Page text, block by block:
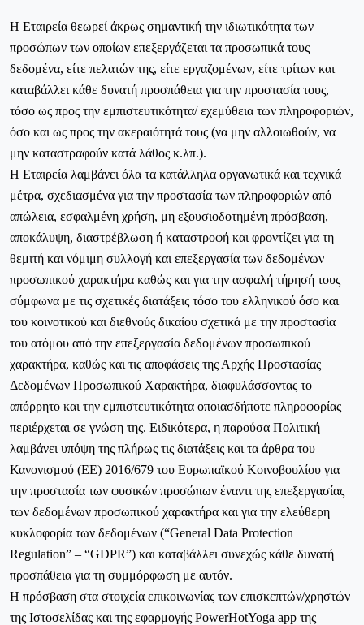
Η Εταιρεία θεωρεί άκρως σημαντική την ιδιωτικότητα των
προσώπων των οποίων επεξεργάζεται τα προσωπικά τους
δεδομένα, είτε πελατών της, είτε εργαζομένων, είτε τρίτων και
καταβάλλει κάθε δυνατή προσπάθεια για την προστασία τους,
τόσο ως προς την εμπιστευτικότητα/ εχεμύθεια των πληροφοριών,
όσο και ως προς την ακεραιότητά τους (να μην αλλοιωθούν, να
μην καταστραφούν κατά λάθος κ.λπ.).
Η Εταιρεία λαμβάνει όλα τα κατάλληλα οργανωτικά και τεχνικά
μέτρα, σχεδιασμένα για την προστασία των πληροφοριών από
απώλεια, εσφαλμένη χρήση, μη εξουσιοδοτημένη πρόσβαση,
αποκάλυψη, διαστρέβλωση ή καταστροφή και φροντίζει για τη
θεμιτή και νόμιμη συλλογή και επεξεργασία των δεδομένων
προσωπικού χαρακτήρα καθώς και για την ασφαλή τήρησή τους
σύμφωνα με τις σχετικές διατάξεις τόσο του ελληνικού όσο και
του κοινοτικού και διεθνούς δικαίου σχετικά με την προστασία
του ατόμου από την επεξεργασία δεδομένων προσωπικού
χαρακτήρα, καθώς και τις αποφάσεις της Αρχής Προστασίας
Δεδομένων Προσωπικού Χαρακτήρα, διαφυλάσσοντας το
απόρρητο και την εμπιστευτικότητα οποιασδήποτε πληροφορίας
περιέρχεται σε γνώση της. Ειδικότερα, η παρούσα Πολιτική
λαμβάνει υπόψη της πλήρως τις διατάξεις και τα άρθρα του
Κανονισμού (ΕΕ) 2016/679 του Ευρωπαϊκού Κοινοβουλίου για
την προστασία των φυσικών προσώπων έναντι της επεξεργασίας
των δεδομένων προσωπικού χαρακτήρα και για την ελεύθερη
κυκλοφορία των δεδομένων (“General Data Protection
Regulation” – “GDPR”) και καταβάλλει συνεχώς κάθε δυνατή
προσπάθεια για τη συμμόρφωση με αυτόν.
Η πρόσβαση στα στοιχεία επικοινωνίας των επισκεπτών/χρηστών
της Ιστοσελίδας και της εφαρμογής PowerHotYoga app της